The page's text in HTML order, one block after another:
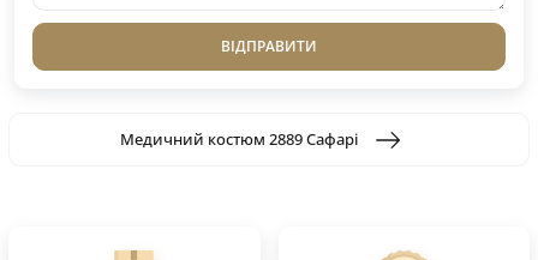
ВІДПРАВИТИ
Медичний костюм 2889 Сафарі